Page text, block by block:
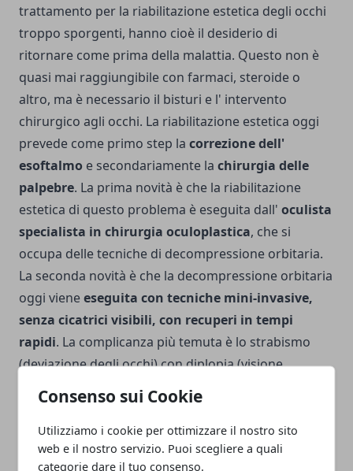
Consenso sui Cookie
Utilizziamo i cookie per ottimizzare il nostro sito
web e il nostro servizio. Puoi scegliere a quali
categorie dare il tuo consenso.
trattamento per la riabilitazione estetica degli occhi
troppo sporgenti, hanno cioè il desiderio di
ritornare come prima della malattia. Questo non è
quasi mai raggiungibile con farmaci, steroide o
altro, ma è necessario il bisturi e l' intervento
chirurgico agli occhi. La riabilitazione estetica oggi
prevede come primo step la correzione dell'
esoftalmo e secondariamente la chirurgia delle
palpebre. La prima novità è che la riabilitazione
estetica di questo problema è eseguita dall' oculista
specialista in chirurgia oculoplastica, che si
occupa delle tecniche di decompressione orbitaria.
La seconda novità è che la decompressione orbitaria
oggi vieneeseguita con tecniche mini-invasive,
senza cicatrici visibili, con recuperi in tempi
rapidi. La complicanza più temuta è lo strabismo
(deviazione degli occhi) con diplopia (visione
sdoppiata). Oggi questa complicanza con le tecniche
moderne ha un' incidenza inferiore al 10% e qualora
si verificasse è comunque rimediabile con un
intervento ambulatoriale in anestesia locale con